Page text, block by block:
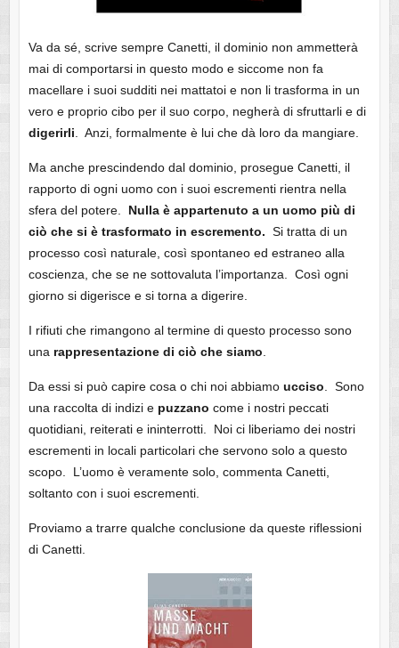
Va da sé, scrive sempre Canetti, il dominio non ammetterà
mai di comportarsi in questo modo e siccome non fa
macellare i suoi sudditi nei mattatoi e non li trasforma in un
vero e proprio cibo per il suo corpo, negherà di sfruttarli e di
digerirli . Anzi, formalmente è lui che dà loro da mangiare.
Ma anche prescindendo dal dominio, prosegue Canetti, il
rapporto di ogni uomo con i suoi escrementi rientra nella
sfera del potere. Nulla è appartenuto a un uomo più di
ciò che si è trasformato in escremento. Si tratta di un
processo così naturale, così spontaneo ed estraneo alla
coscienza, che se ne sottovaluta l’importanza. Così ogni
giorno si digerisce e si torna a digerire.
I rifiuti che rimangono al termine di questo processo sono
una rappresentazione di ciò che siamo
Da essi si può capire cosa o chi noi abbiamo ucciso . Sono
una raccolta di indizi e puzzano come i nostri peccati
quotidiani, reiterati e ininterrotti. Noi ci liberiamo dei nostri
escrementi in locali particolari che servono solo a questo
scopo. L’uomo è veramente solo, commenta Canetti,
soltanto con i suoi escrementi.
Proviamo a trarre qualche conclusione da queste riflessioni
di Canetti.